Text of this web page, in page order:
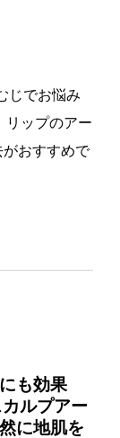
じでお悩み
リップのアー
がおすすめで
も効果
ルプアー
に地肌を